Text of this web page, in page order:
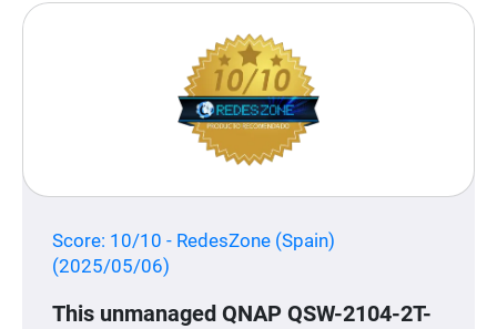
Score: 10/10 - RedesZone (Spain)
(2025/05/06)
This unmanaged QNAP QSW-2104-2T-